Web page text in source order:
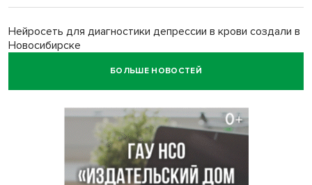
Нейросеть для диагностики депрессии в крови создали в
Новосибирске
БОЛЬШЕ НОВОСТЕЙ